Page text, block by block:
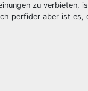
zu verbieten,
perfider aber ist es,